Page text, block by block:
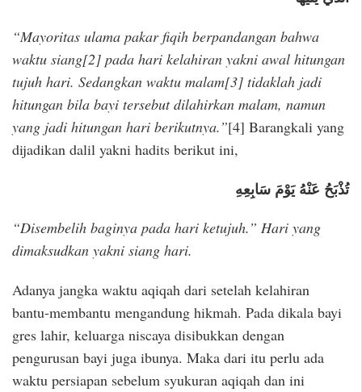
“Mayoritas ulama pakar fiqih berpandangan bahwa
waktu siang[2] pada hari kelahiran yakni awal hitungan
tujuh hari. Sedangkan waktu malam[3] tidaklah jadi
hitungan bila bayi tersebut dilahirkan malam, namun
yang jadi hitungan hari berikutnya.”[4] Barangkali yang
dijadikan dalil yakni hadits berikut ini,
تُذْبَحُ عَنْهُ يَوْمَ سَابِعِهِ
“Disembelih baginya pada hari ketujuh.” Hari yang
dimaksudkan yakni siang hari.
Adanya jangka waktu aqiqah dari setelah kelahiran
bantu-membantu mengandung hikmah. Pada dikala bayi
gres lahir, keluarga niscaya disibukkan dengan
pengurusan bayi juga ibunya. Maka dari itu perlu ada
waktu persiapan sebelum syukuran aqiqah dan ini